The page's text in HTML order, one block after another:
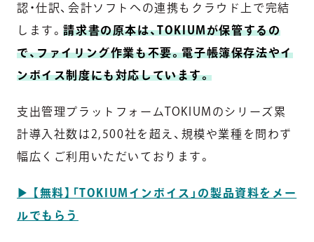
認・仕訳、会計ソフトへの連携もクラウド上で完結
します。請求書の原本は、TOKIUMが保管するの
で、ファイリング作業も不要。電子帳簿保存法やイ
ンボイス制度にも対応しています。
支出管理プラットフォームTOKIUMのシリーズ累
計導入社数は2,500社を超え、規模や業種を問わず
幅広くご利用いただいております。
▶︎ 【無料】「TOKIUMインボイス」の製品資料をメー
ルでもらう